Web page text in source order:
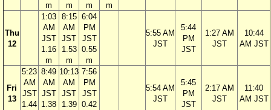
m
m
m
m
Thu
12
1:03
AM
JST
1.16
m
8:15
AM
JST
1.53
m
6:04
PM
JST
0.55
m
5:55 AM
JST
5:44
PM
JST
1:27 AM
JST
10:44
AM JST
Fri
13
5:23
AM
JST
1.44
8:49
AM
JST
1.38
10:13
AM
JST
1.39
7:56
PM
JST
0.42
5:54 AM
JST
5:45
PM
JST
2:17 AM
JST
11:40
AM JST